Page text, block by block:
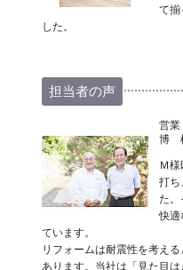
て揃
した。
担当者の声
営
博
Ｍ
打ち
た。
快適
ています。
リフォームは耐震性を考え
あります。当社は「見た目